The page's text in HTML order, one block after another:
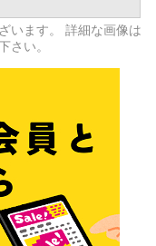
います。 詳細な画像は
さい。